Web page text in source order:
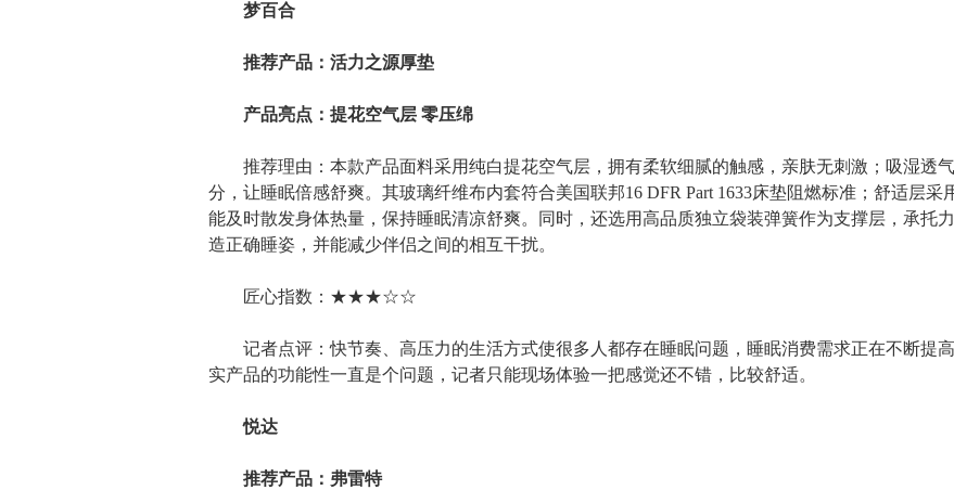
梦百合
推荐产品：活力之源厚垫
产品亮点：提花空气层 零压绵
推荐理由：本款产品面料采用纯白提花空气层，拥有柔软细腻的触感，亲肤无刺激；吸湿透
分，让睡眠倍感舒爽。其玻璃纤维布内套符合美国联邦16 DFR Part 1633床垫阻燃标准；舒适层采
能及时散发身体热量，保持睡眠清凉舒爽。同时，还选用高品质独立袋装弹簧作为支撑层，承托
造正确睡姿，并能减少伴侣之间的相互干扰。
匠心指数：★★★☆☆
记者点评：快节奏、高压力的生活方式使很多人都存在睡眠问题，睡眠消费需求正在不断提
实产品的功能性一直是个问题，记者只能现场体验一把感觉还不错，比较舒适。
悦达
推荐产品：弗雷特